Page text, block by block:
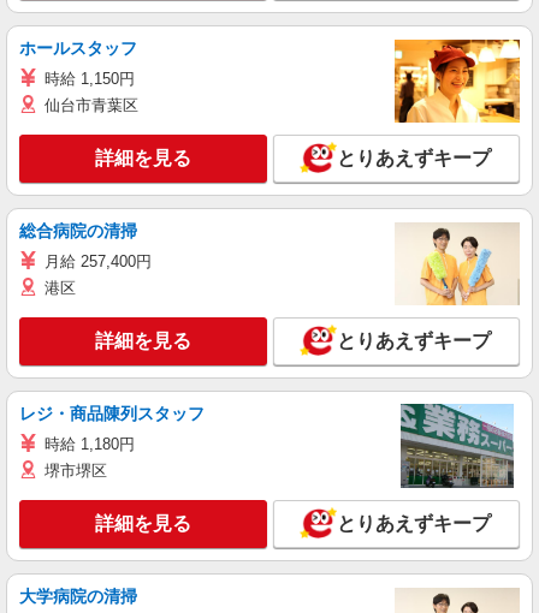
ホールスタッフ
時給 1,150円
仙台市青葉区
詳細を見る とりあえずキープ
総合病院の清掃
月給 257,400円
港区
詳細を見る とりあえずキープ
レジ・商品陳列スタッフ
時給 1,180円
堺市堺区
詳細を見る とりあえずキープ
大学病院の清掃